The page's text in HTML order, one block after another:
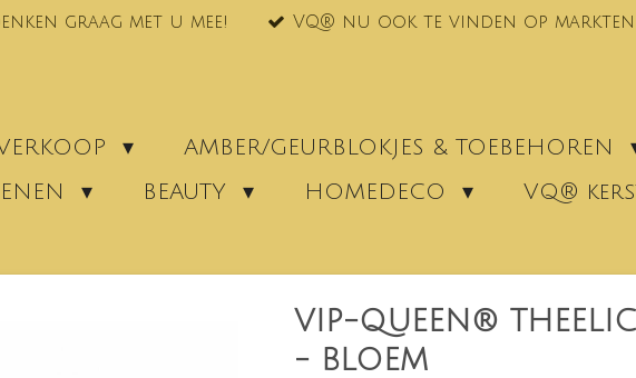
graag met u mee! VQ® nu ook te vinden op
AMBER/GEURBLOKJES & TOEBEHOREN
BEAUTY HOMEDECO
VQ®
VIP-QUEEN®
- BLOEM